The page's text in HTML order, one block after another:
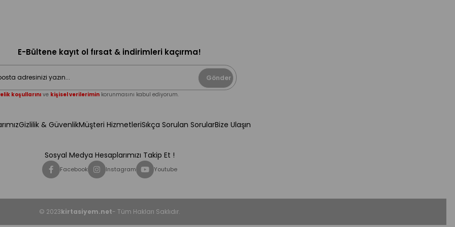
E-Bültene kayıt ol fırsat & indirimleri kaçırma!
Gönder
koşullarınıve kişisel verileriminkorunmasını kabul ediyorum.
Gizlilik & GüvenlikMüşteri HizmetleriSıkça Sorulan SorularBize Ulaşın
Sosyal Medya Hesaplarımızı Takip Et !
Facebook Instagram Youtube
© 2023kirtasiyem.net- Tüm Hakları Saklıdır.